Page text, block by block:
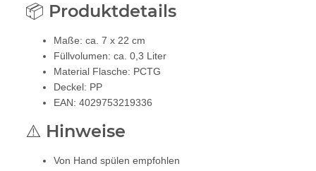
📦 Produktdetails
Maße: ca. 7 x 22 cm
Füllvolumen: ca. 0,3 Liter
Material Flasche: PCTG
Deckel: PP
EAN: 4029753219336
⚠️ Hinweise
Von Hand spülen empfohlen